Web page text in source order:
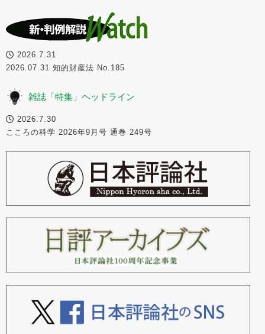
2026.7.31
2026.07.31 知的財産法 No.185
雑誌「特集」ヘッドライン
2026.7.30
こころの科学 2026年9月号 通巻 249号